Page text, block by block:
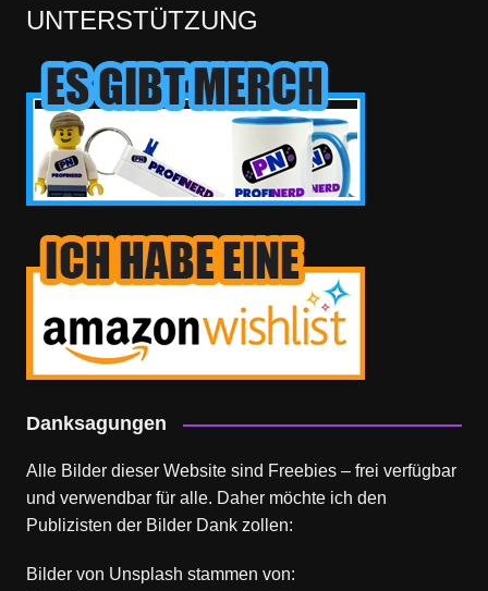
UNTERSTÜTZUNG
Danksagungen
Alle Bilder dieser Website sind Freebies – frei verfügbar
und verwendbar für alle. Daher möchte ich den
Publizisten der Bilder Dank zollen:
Bilder von Unsplash stammen von: